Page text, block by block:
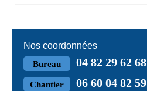
Nos coordonnées
Bureau 04 82 29 62 68
Chantier 06 60 04 82 59